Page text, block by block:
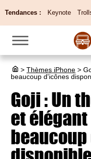
Tendances : Keynote
> Thèmes iPhone >
beaucoup d'icônes
Goji : Un
et